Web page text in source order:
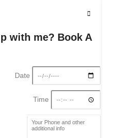
with me? Book A
Date
Time